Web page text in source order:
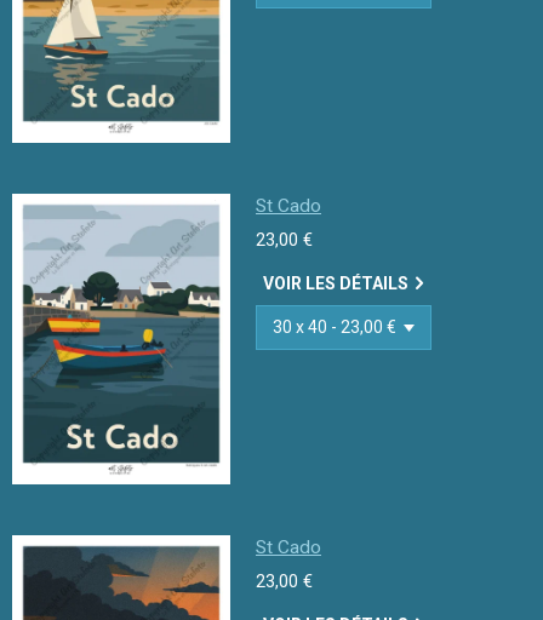
St Cado
23,00 €
VOIR LES DÉTAILS
St Cado
23,00 €